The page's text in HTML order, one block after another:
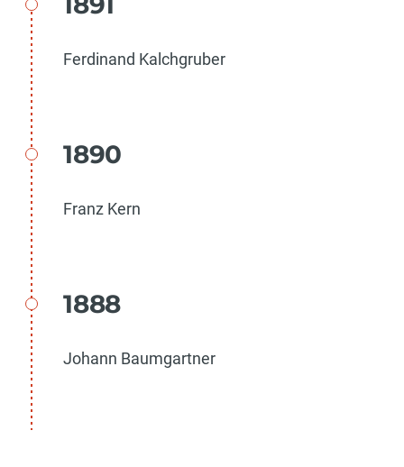
Ferdinand Kalchgruber
1890
Franz Kern
1888
Johann Baumgartner